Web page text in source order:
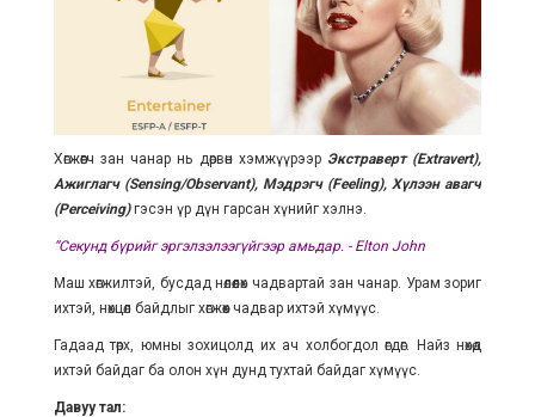
Хөгжөөгч зан чанар нь дөрвөн хэмжүүрээр Экстраверт (Extravert),
Ажиглагч (Sensing/Observant), Мэдрэгч (Feeling), Хүлээн авагч
(Perceiving)гэсэн үр дүн гарсан хүнийг хэлнэ.
“Секунд бүрийг эргэлзэлээгүйгээр амьдар. - Elton John
Маш хөгжилтэй, бусдад нөлөөлөх чадвартай зан чанар. Урам зориг
ихтэй, нөхцөл байдлыг хөгжөөх чадвар ихтэй хүмүүс.
Гадаад төрх, юмны зохицолд их ач холбогдол өгдөг. Найз нөхөд
ихтэй байдаг ба олон хүн дунд тухтай байдаг хүмүүс.
Давуу тал: